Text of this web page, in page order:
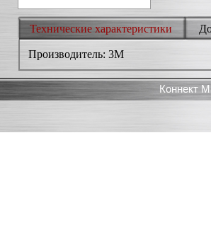
Технические характеристики
Производитель: 3M
Коннект